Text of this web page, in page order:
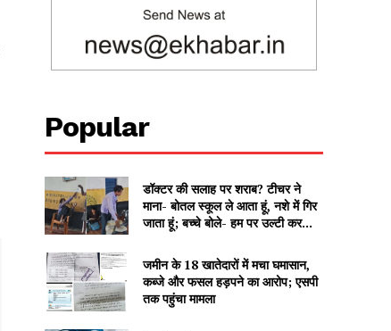
Popular
डॉक्टर की सलाह पर शराब? टीचर ने
माना- बोतल स्कूल ले आता हूं, नशे में गिर
जाता हूं; बच्चे बोले- हम पर उल्टी कर...
जमीन के 18 खातेदारों में मचा घमासान,
कब्जे और फसल हड़पने का आरोप; एसपी
तक पहुंचा मामला